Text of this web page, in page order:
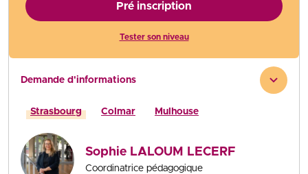
Pré inscription
Tester son niveau
Demande d'informations
Strasbourg Colmar Mulhouse
Sophie LALOUM LECERF
Coordinatrice pédagogique